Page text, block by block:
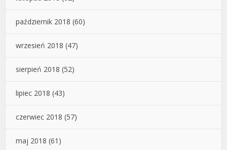
październik 2018 (60)
wrzesień 2018 (47)
sierpień 2018 (52)
lipiec 2018 (43)
czerwiec 2018 (57)
maj 2018 (61)